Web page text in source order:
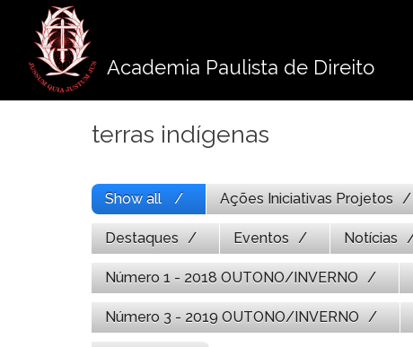
conteúdo
Academia Paulista de Direito
terras indígenas
Show all Ações Iniciativas Projetos
Destaques Eventos Notícias
Número 1 - 2018 OUTONO/INVERNO
Número 3 - 2019 OUTONO/INVERNO